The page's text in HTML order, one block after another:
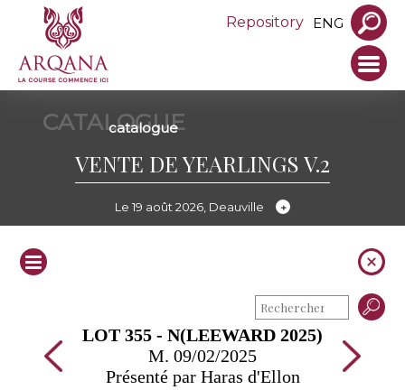
Repository ENG
CATALOGUE
catalogue
VENTE DE YEARLINGS V.2
Le 19 août 2026, Deauville
LOT 355 - N(LEEWARD 2025)
M. 09/02/2025
Présenté par Haras d'Ellon